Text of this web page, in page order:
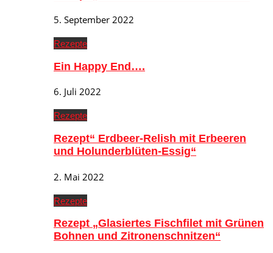
5. September 2022
Rezepte
Ein Happy End….
6. Juli 2022
Rezepte
Rezept“ Erdbeer-Relish mit Erbeeren
und Holunderblüten-Essig“
2. Mai 2022
Rezepte
Rezept „Glasiertes Fischfilet mit Grünen
Bohnen und Zitronenschnitzen“